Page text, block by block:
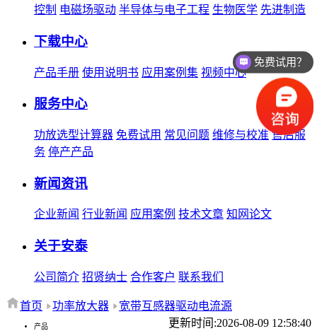
控制 电磁场驱动 半导体与电子工程 生物医学 先进制造
下载中心
产品手册 使用说明书 应用案例集 视频中心
服务中心
功放选型计算器 免费试用 常见问题 维修与校准 售后服
务 停产产品
新闻资讯
企业新闻 行业新闻 应用案例 技术文章 知网论文
关于安泰
公司简介 招贤纳士 合作客户 联系我们
首页 功率放大器
宽带互感器驱动电流源
更新时间:2026-08-09 12:58:40
产品
免费试用？